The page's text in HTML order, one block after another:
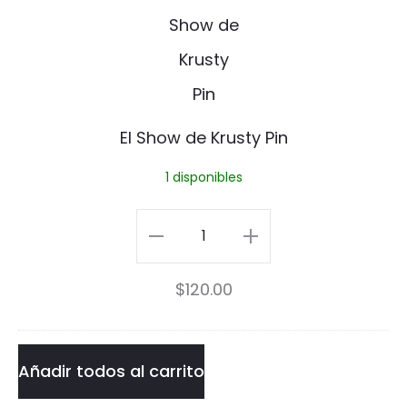
l
S
h
d
K
r
u
t
El Show de Krusty Pin
1 disponibles
El
Show
Krusty
Pin
$120.00
Añadir todos al carrito